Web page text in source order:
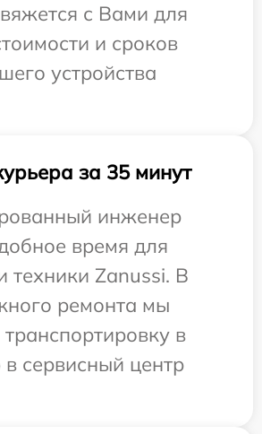
с Вами для
и сроков
устройства
за 35 минут
инженер
время для
техники Zanussi. В
ремонта мы
в
сервисный центр